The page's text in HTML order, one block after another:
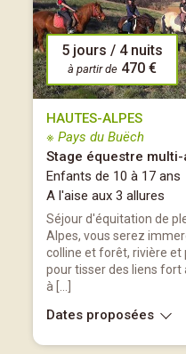
5 jours / 4 nuits
à partir de 470 €
HAUTES-ALPES
※ Pays du Buëch
Stage équestre
Enfants de 10 à 17 ans
A l'aise aux 3 allures
Séjour d'équitation de
Alpes, vous serez
colline et forêt, rivière et
pour tisser des liens fort
à […]
Dates proposées